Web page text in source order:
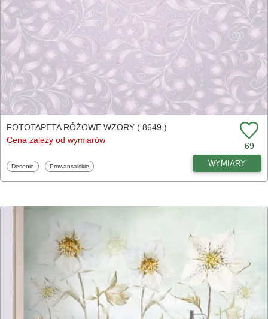
FOTOTAPETA RÓŻOWE WZORY ( 8649 )
Cena zależy od wymiarów
69
Fototapety
Desenie Fototapety
Prowansalskie WYMIARY